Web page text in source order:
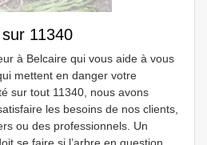
11340
à Belcaire qui vous aide à vous
mettent en danger votre
sur tout 11340, nous avons
les besoins de nos clients,
ou des professionnels. Un